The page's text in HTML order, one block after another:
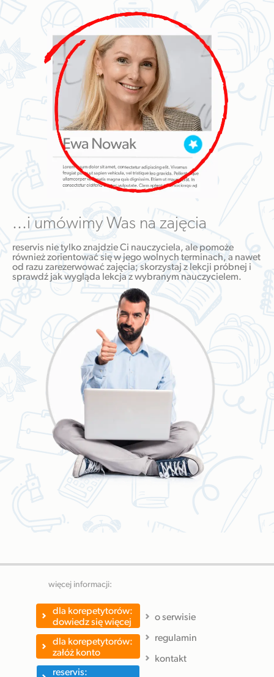
...i umówimy Was na zajęcia
reservis nie tylko znajdzie Ci nauczyciela, ale pomoże
również zorientować się w jego wolnych terminach, a nawet
od razu zarezerwować zajęcia; skorzystaj z lekcji próbnej i
sprawdź jak wygląda lekcja z wybranym nauczycielem.
więcej informacji:
dla korepetytorów:
dowiedz się więcej
dla korepetytorów:
załóż konto
reservis:
o serwisie
regulamin
kontakt